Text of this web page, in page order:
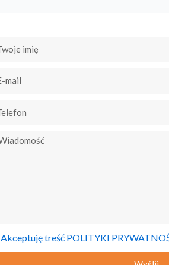
Akceptuję treść POLITYKI